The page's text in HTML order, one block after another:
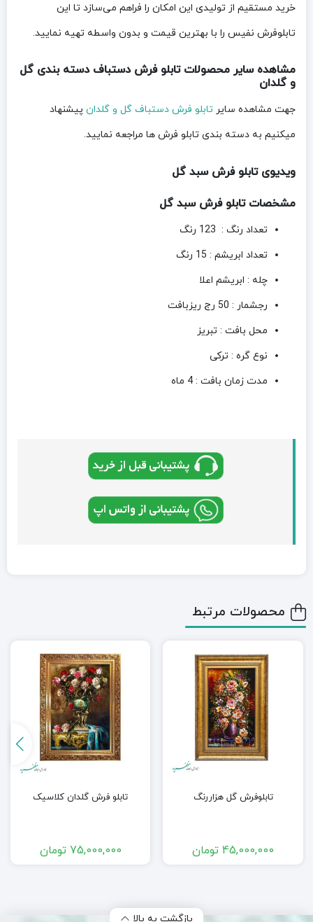
خرید مستقیم از تولیدی این امکان را فراهم می‌سازد تا این
تابلوفرش نفیس را با بهترین قیمت و بدون واسطه تهیه نمایید.
مشاهده سایر محصولات تابلو فرش دستباف دسته بندی گل
و گلدان
جهت مشاهده سایر تابلو فرش دستباف گل و گلدان پیشنهاد
میکنیم به دسته بندی تابلو فرش ها مراجعه نمایید.
ویدیوی تابلو فرش سبد گل
مشخصات تابلو فرش سبد گل
تعداد رنگ : 123 رنگ
تعداد ابریشم : 15 رنگ
چله : ابریشم اعلا
رجشمار : 50 رج ریزبافت
محل بافت : تبریز
نوع گره : ترکی
مدت زمان بافت : 4 ماه
محصولات مرتبط
تابلوفرش گل هزاررنگ
45,000,000 تومان
تابلو فرش گلدان کلاسیک
75,000,000 تومان
بازگشت به بالا